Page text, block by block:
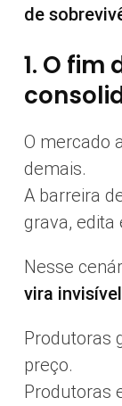
de
1. O fim
O mercado
demais.
A barreira
grava, edita
Nesse
vira invisível
Produtoras
preço.
Produtoras